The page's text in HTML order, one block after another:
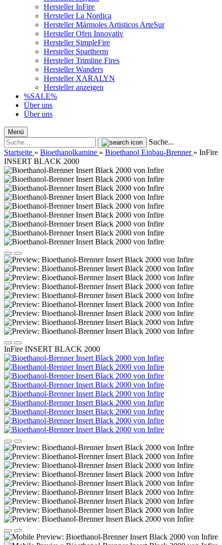
Hersteller InFire
Hersteller La Nordica
Hersteller Mármoles Artisticos ArteSur
Hersteller Ofen Innovativ
Hersteller SimpleFire
Hersteller Spartherm
Hersteller Trimline Fires
Hersteller Wanders
Hersteller XARALYN
Hersteller anzeigen
%SALE%
Über uns
Über uns
Menü
Suche...
Startseite » Bioethanolkamine » Bioethanol Einbau-Brenner » InFire
INSERT BLACK 2000
InFire INSERT BLACK 2000